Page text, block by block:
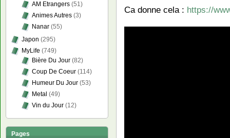
Ca donne cela : https://
AM Etrangers (51)
Animes Autres (3)
Nanar (55)
Japon (295)
MyLife (749)
Bière Du Jour (82)
Coup De Coeur (114)
Humeur Du Jour (53)
Metal (49)
Vin du Jour (12)
Pages